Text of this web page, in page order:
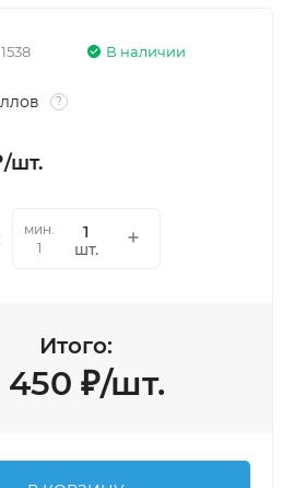
В наличии
?
/шт.
мин.
1
шт.
Итого:
450 ₽/шт.